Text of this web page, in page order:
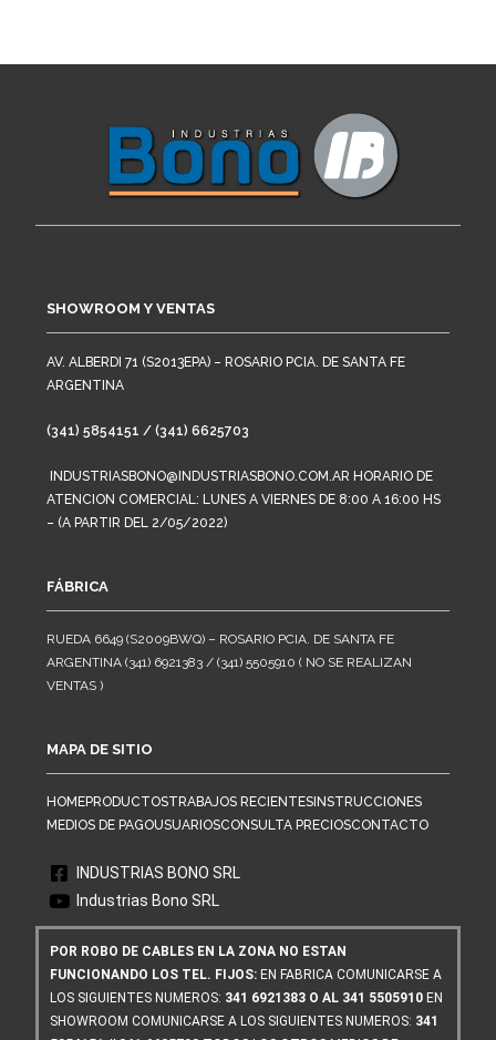
SHOWROOM Y VENTAS
AV. ALBERDI 71 (S2013EPA) – ROSARIO PCIA. DE SANTA FE
ARGENTINA
(341) 5854151 / (341) 6625703
INDUSTRIASBONO@INDUSTRIASBONO.COM.AR HORARIO DE
ATENCION COMERCIAL: LUNES A VIERNES DE 8:00 A 16:00 HS
– (A PARTIR DEL 2/05/2022)
FÁBRICA
RUEDA 6649 (S2009BWQ) – ROSARIO PCIA. DE SANTA FE
ARGENTINA (341) 6921383 / (341) 5505910 ( NO SE REALIZAN
VENTAS )
MAPA DE SITIO
HOMEPRODUCTOSTRABAJOS RECIENTES INSTRUCCIONES
MEDIOS DE PAGOUSUARIOSCONSULTA PRECIOSCONTACTO
INDUSTRIAS BONO SRL
Industrias Bono SRL
POR ROBO DE CABLES EN LA ZONA NO ESTAN
FUNCIONANDO LOS TEL. FIJOS: EN FABRICA COMUNICARSE A
LOS SIGUIENTES NUMEROS: 341 6921383 O AL 341 5505910 EN
SHOWROOM COMUNICARSE A LOS SIGUIENTES NUMEROS: 341